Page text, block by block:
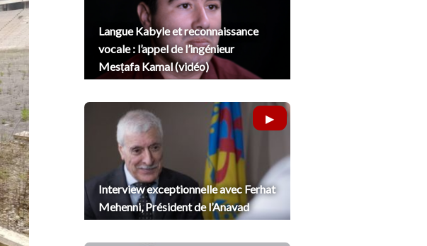
Langue Kabyle et reconnaissance
vocale : l’appel de l’ingénieur
Mesṭafa Kamal (vidéo)
Interview exceptionnelle avec Ferhat
Mehenni, Président de l’Anavad